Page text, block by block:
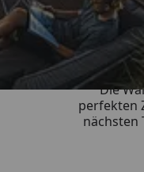
Die
perfekten
nächsten
Grüße